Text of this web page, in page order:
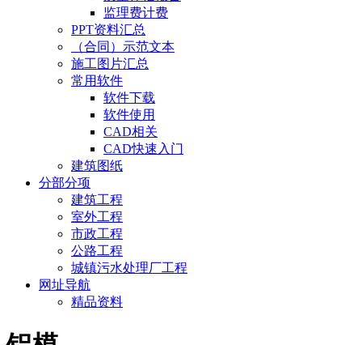
监理费计费
PPT资料汇总
（合同）示范文本
施工图片汇总
常用软件
软件下载
软件使用
CAD相关
CAD快速入门
建筑图纸
分部分项
建筑工程
室外工程
市政工程
公路工程
城镇污水处理厂工程
网址导航
精品资料